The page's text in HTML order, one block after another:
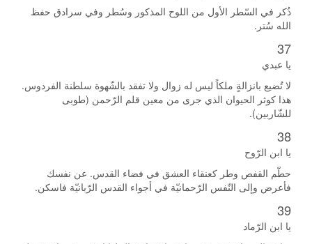
ذُكر في السّطر الأول من اللوح المذكور وسُطر وفي سرادق حفظ
الله سُتر.
37
يا عبدي
لا تُضيع بانزالةٍ ملكاً ليس له زوال ولا تفقد بالشّهوة سلطنة الفردوس.
هذا كوثر الحيوان الذي جرى من معين قلم الرّحمن (طوبى
للشّاربين).
38
يا ابن الرّوح
حطّم القفص وطر كعنقاء العشق في فضاء القدس. عن نفسك
فأعرض وإلى النّفس الرّحمانيّة في أجواء القدس الرّبانيّة فاسكن.
39
يا ابن الرّماد